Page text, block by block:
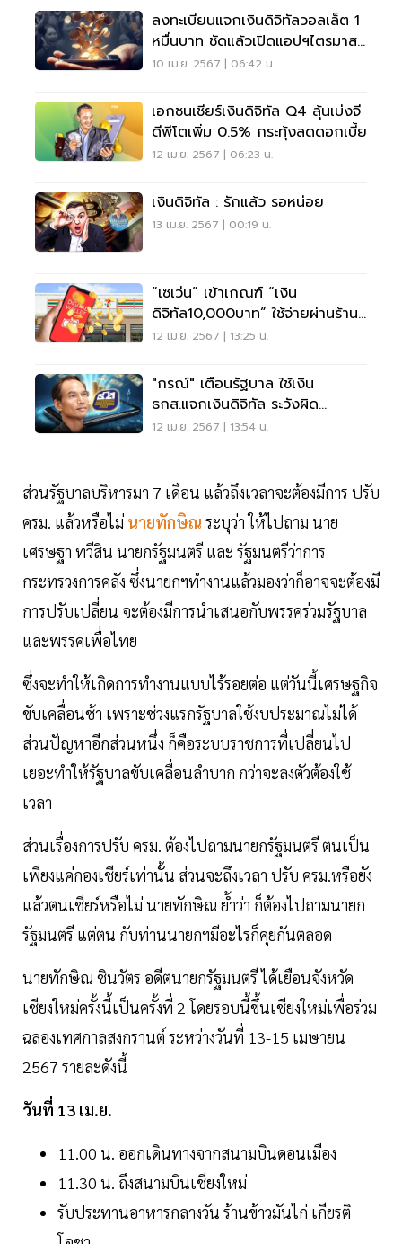
ลงทะเบียนแจกเงินดิจิทัลวอลเล็ต 1
หมื่นบาท ชัดแล้วเปิดแอปฯไตรมาส
3/2567
10 เม.ย. 2567 | 06:42 น.
เอกชนเชียร์เงินดิจิทัล Q4 ลุ้นเบ่งจี
ดีพีโตเพิ่ม 0.5% กระทุ้งลดดอกเบี้ย
12 เม.ย. 2567 | 06:23 น.
เงินดิจิทัล : รักแล้ว รอหน่อย
13 เม.ย. 2567 | 00:19 น.
“เซเว่น” เข้าเกณฑ์ “เงิน
ดิจิทัล10,000บาท” ใช้จ่ายผ่านร้าน
ค้าขนาดเล็ก
12 เม.ย. 2567 | 13:25 น.
"กรณ์" เตือนรัฐบาล ใช้เงิน
ธกส.แจกเงินดิจิทัล ระวังผิด
วัตถุประสงค์
12 เม.ย. 2567 | 13:54 น.
ส่วนรัฐบาลบริหารมา 7 เดือน แล้วถึงเวลาจะต้องมีการ ปรับ
ครม. แล้วหรือไม่ นายทักษิณ ระบุว่า ให้ไปถาม นาย
เศรษฐา ทวีสิน นายกรัฐมนตรี และ รัฐมนตรีว่าการ
กระทรวงการคลัง ซึ่งนายกฯทำงานแล้วมองว่าก็อาจจะต้องมี
การปรับเปลี่ยน จะต้องมีการนำเสนอกับพรรคร่วมรัฐบาล
และพรรคเพื่อไทย
ซึ่งจะทำให้เกิดการทำงานแบบไร้รอยต่อ แต่วันนี้เศรษฐกิจ
ขับเคลื่อนช้า เพราะช่วงแรกรัฐบาลใช้งบประมาณไม่ได้
ส่วนปัญหาอีกส่วนหนึ่ง ก็คือระบบราชการที่เปลี่ยนไป
เยอะทำให้รัฐบาลขับเคลื่อนลำบาก กว่าจะลงตัวต้องใช้
เวลา
ส่วนเรื่องการปรับ ครม. ต้องไปถามนายกรัฐมนตรี ตนเป็น
เพียงแค่กองเชียร์เท่านั้น ส่วนจะถึงเวลา ปรับ ครม.หรือยัง
แล้วตนเชียร์หรือไม่ นายทักษิณ ย้ำว่า ก็ต้องไปถามนายก
รัฐมนตรี แต่ตน กับท่านนายกฯมีอะไรก็คุยกันตลอด
นายทักษิณ ชินวัตร อดีตนายกรัฐมนตรี ได้เยือนจังหวัด
เชียงใหม่ครั้งนี้เป็นครั้งที่ 2 โดยรอบนี้ขึ้นเชียงใหม่เพื่อร่วม
ฉลองเทศกาลสงกรานต์ ระหว่างวันที่ 13-15 เมษายน
2567 รายละดังนี้
วันที่ 13 เม.ย.
11.00 น. ออกเดินทางจากสนามบินดอนเมือง
11.30 น. ถึงสนามบินเชียงใหม่
รับประทานอาหารกลางวัน ร้านข้าวมันไก่ เกียรติ